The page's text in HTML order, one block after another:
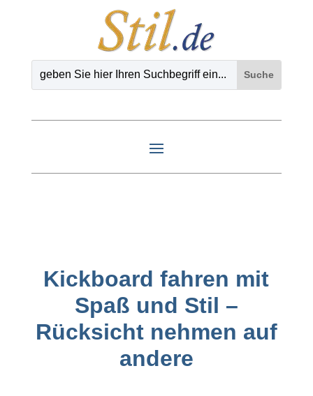
Kickboard fahren mit
Spaß und Stil –
Rücksicht nehmen auf
andere